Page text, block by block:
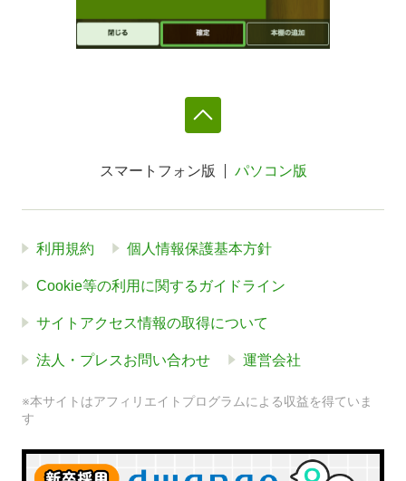
スマートフォン版 パソコン版
利用規約 個人情報保護基本方針
Cookie等の利用に関するガイドライン
サイトアクセス情報の取得について
法人・プレスお問い合わせ 運営会社
※本サイトはアフィリエイトプログラムによる収益を得ていま
す